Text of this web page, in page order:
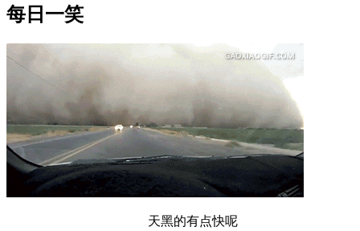
每日一笑
天黑的有点快呢